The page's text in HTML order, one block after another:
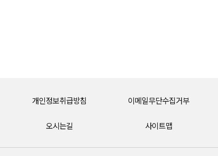
개인정보취급방침 이메일무단수집거부
오시는길 사이트맵